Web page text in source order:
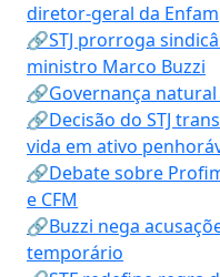
diretor-geral da Enfam
🔗STJ prorroga
ministro Marco Buzzi
🔗Governança
🔗Decisão do STJ
vida em ativo
🔗Debate sobre
e CFM
🔗Buzzi nega
temporário